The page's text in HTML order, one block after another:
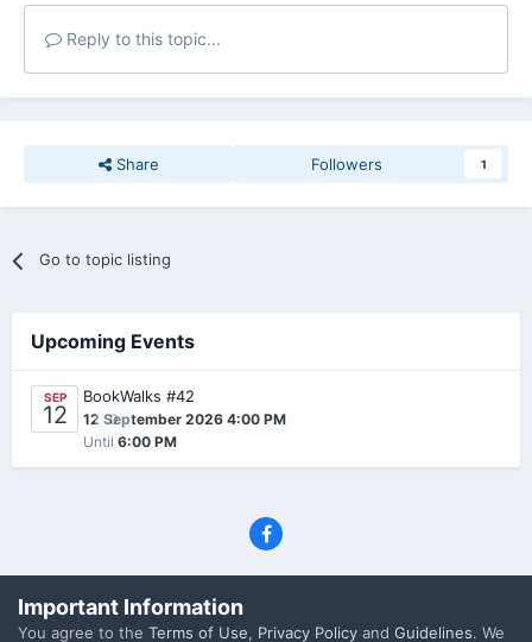
Reply to this topic...
Share Followers 1
Go to topic listing
Upcoming Events
SEP
12 0
BookWalks #42
12 September 2026 4:00 PM
Until 6:00 PM
(C) SFF.gr, All rights reserved
Important Information
You agree to the Terms of Use, Privacy Policy and Guidelines. We